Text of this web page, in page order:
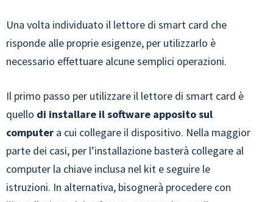
Una volta individuato il lettore di smart card che
risponde alle proprie esigenze, per utilizzarlo è
necessario effettuare alcune semplici operazioni.
Il primo passo per utilizzare il lettore di smart card è
quello di installare il software apposito sul
computer a cui collegare il dispositivo. Nella maggior
parte dei casi, per l’installazione basterà collegare al
computer la chiave inclusa nel kit e seguire le
istruzioni. In alternativa, bisognerà procedere con